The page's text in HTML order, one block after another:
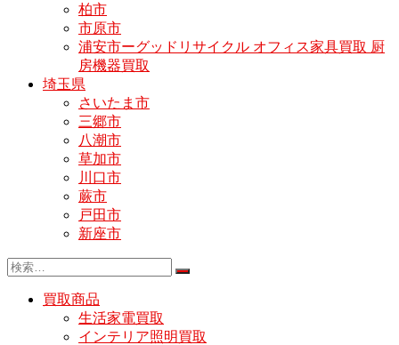
柏市
市原市
浦安市ーグッドリサイクル オフィス家具買取 厨
房機器買取
埼玉県
さいたま市
三郷市
八潮市
草加市
川口市
蕨市
戸田市
新座市
買取商品
生活家電買取
インテリア照明買取